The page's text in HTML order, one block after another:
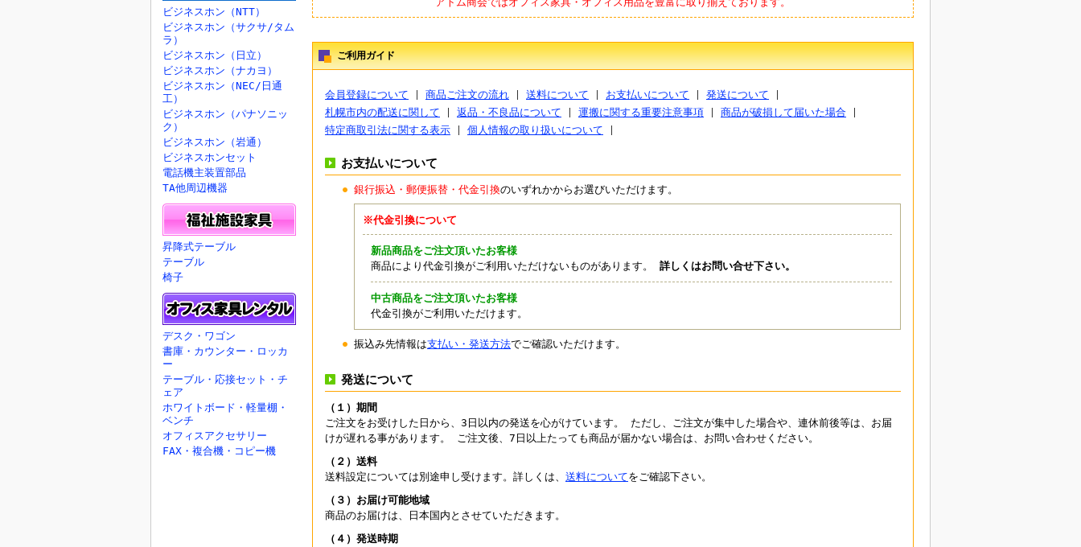
ビジネスホン（NTT）
ビジネスホン（サクサ/タム
ラ）
ビジネスホン（日立）
ビジネスホン（ナカヨ）
ビジネスホン（NEC/日通
工）
ビジネスホン（パナソニッ
ク）
ビジネスホン（岩通）
ビジネスホンセット
電話機主装置部品
TA他周辺機器
昇降式テーブル
テーブル
椅子
デスク・ワゴン
書庫・カウンター・ロッカ
ー
テーブル・応接セット・チ
ェア
ホワイトボード・軽量棚・
ベンチ
オフィスアクセサリー
FAX・複合機・コピー機
ご利用ガイド
会員登録について 商品ご注文の流れ 送料について お支払いについて
発送について
札幌市内の配送に関して
返品・不良品について 運搬に関する重要注意事項
商品が破損して届いた場合
特定商取引法に関する表示
個人情報の取り扱いについて
お支払いについて
銀行振込・郵便振替・代金引換のいずれかからお選びいただけます。
※代金引換について
新品商品をご注文頂いたお客様
商品により代金引換がご利用いただけないものがあります。 詳しくはお問い合せ下さい。
中古商品をご注文頂いたお客様
代金引換がご利用いただけます。
振込み先情報は支払い・発送方法でご確認いただけます。
発送について
（１）期間
ご注文をお受けした日から、3日以内の発送を心がけています。 ただし、ご注文が集中した場合や、連休前後等は、お届
けが遅れる事があります。 ご注文後、7日以上たっても商品が届かない場合は、お問い合わせください。
（２）送料
送料設定については別途申し受けます。詳しくは、 送料についてをご確認下さい。
（３）お届け可能地域
商品のお届けは、日本国内とさせていただきます。
（４）発送時期